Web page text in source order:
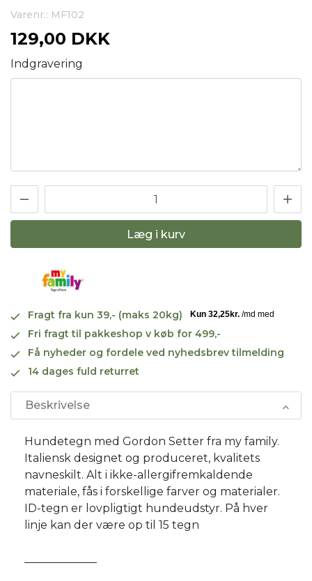
Varenr.: MF102
129,00 DKK
Indgravering
Læg i kurv
Fragt fra kun 39,- (maks 20kg)
Fri fragt til pakkeshop v køb for 499,-
Få nyheder og fordele ved nyhedsbrev tilmelding
14 dages fuld returret
Beskrivelse
Hundetegn med Gordon Setter fra my family.
Italiensk designet og produceret, kvalitets
navneskilt. Alt i ikke-allergifremkaldende
materiale, fås i forskellige farver og materialer.
ID-tegn er lovpligtigt hundeudstyr. På hver
linje kan der være op til 15 tegn